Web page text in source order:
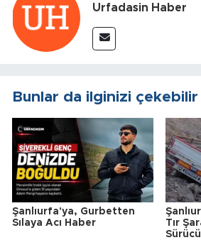
Urfadasin Haber
Bunlar da ilginizi çekebilir
Şanlıurfa'ya, Gurbetten
Sılaya Acı Haber
Tır